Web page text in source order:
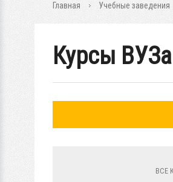
Главная Учебные заведения
Курсы
ВСЕ